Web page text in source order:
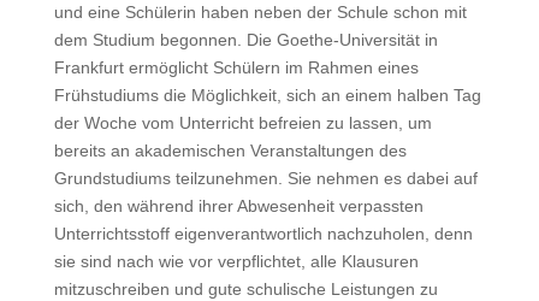
und eine Schülerin haben neben der Schule schon mit
dem Studium begonnen. Die Goethe-Universität in
Frankfurt ermöglicht Schülern im Rahmen eines
Frühstudiums die Möglichkeit, sich an einem halben Tag
der Woche vom Unterricht befreien zu lassen, um
bereits an akademischen Veranstaltungen des
Grundstudiums teilzunehmen. Sie nehmen es dabei auf
sich, den während ihrer Abwesenheit verpassten
Unterrichtsstoff eigenverantwortlich nachzuholen, denn
sie sind nach wie vor verpflichtet, alle Klausuren
mitzuschreiben und gute schulische Leistungen zu